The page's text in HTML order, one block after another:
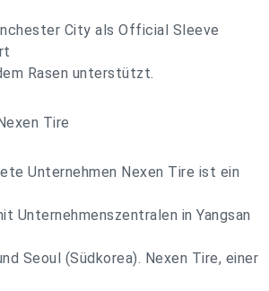
City als Official Sleeve
Rasen unterstützt.
Tire
Unternehmen Nexen Tire ist ein
Unternehmenszentralen in Yangsan
Seoul (Südkorea). Nexen Tire, einer